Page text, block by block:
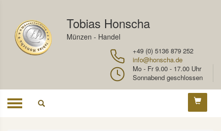
Tobias Honscha
Münzen - Handel
+49 (0) 5136 879 252
info@honscha.de
Mo - Fr 9.00 - 17.00 Uhr
Sonnabend geschlossen
Toggle